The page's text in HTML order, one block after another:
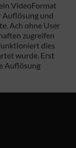
VideoFormat
Auflösung und
Ach ohne User
zugreifen
dies
wurde. Erst
Auflösung